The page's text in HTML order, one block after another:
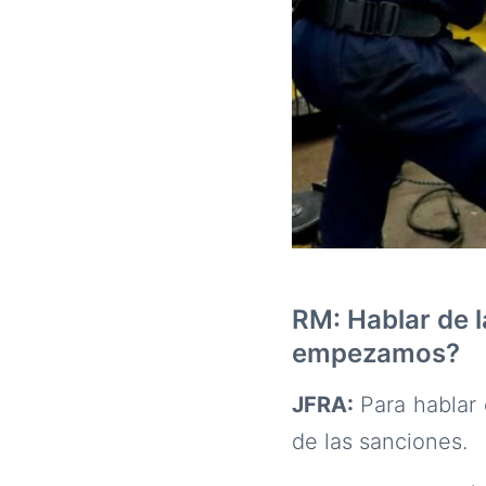
RM: Hablar de
empezamos?
JFRA: Para
de las sanciones.